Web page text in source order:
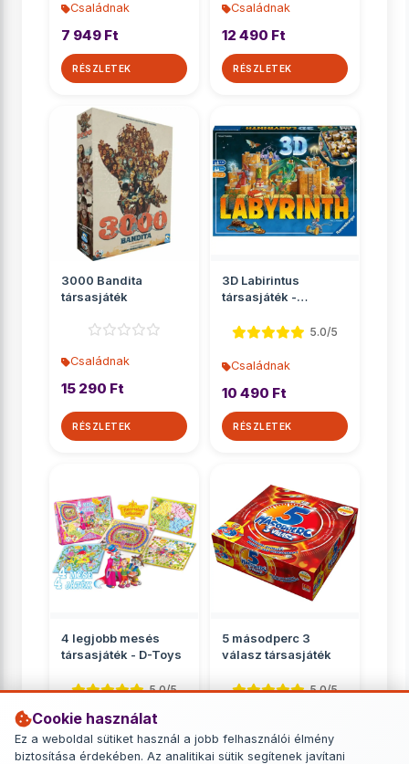
Cookie használat
Ez a weboldal sütiket használ a jobb felhasználói élmény
biztosítása érdekében. Az analitikai sütik segítenek javítani
Családnak
7 949 Ft
RÉSZLETEK
Családnak
12 490 Ft
RÉSZLETEK
3000 Bandita
társasjáték
Családnak
15 290 Ft
RÉSZLETEK
3D Labirintus
társasjáték -
5.0/5
Családnak
10 490 Ft
RÉSZLETEK
4 legjobb mesés
társasjáték - D-Toys
5.0/5
Családnak
2 799 Ft
5 másodperc 3
válasz társasjáték
5.0/5
6 749 Ft